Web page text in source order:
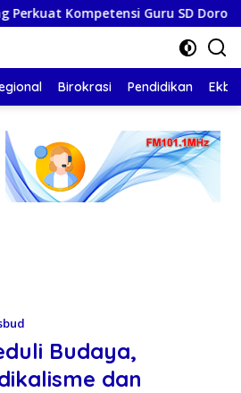
Guru SD Dorong Bimtek
Birokrasi Pendidikan Ekbis
Budaya,
dan